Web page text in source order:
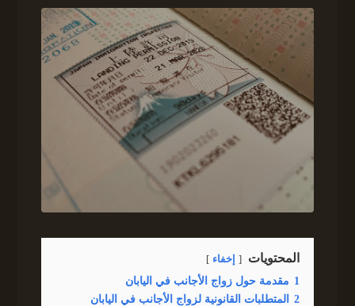
المحتويات إخفاء
1 مقدمة حول زواج الأجانب في اليابان
2 المتطلبات القانونية لزواج الأجانب في اليابان